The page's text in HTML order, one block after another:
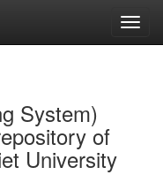
System)
of
University